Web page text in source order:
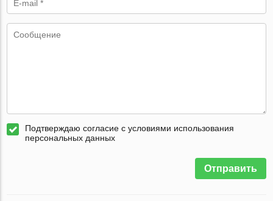
Подтверждаю согласие с условиями использования
персональных данных
Отправить